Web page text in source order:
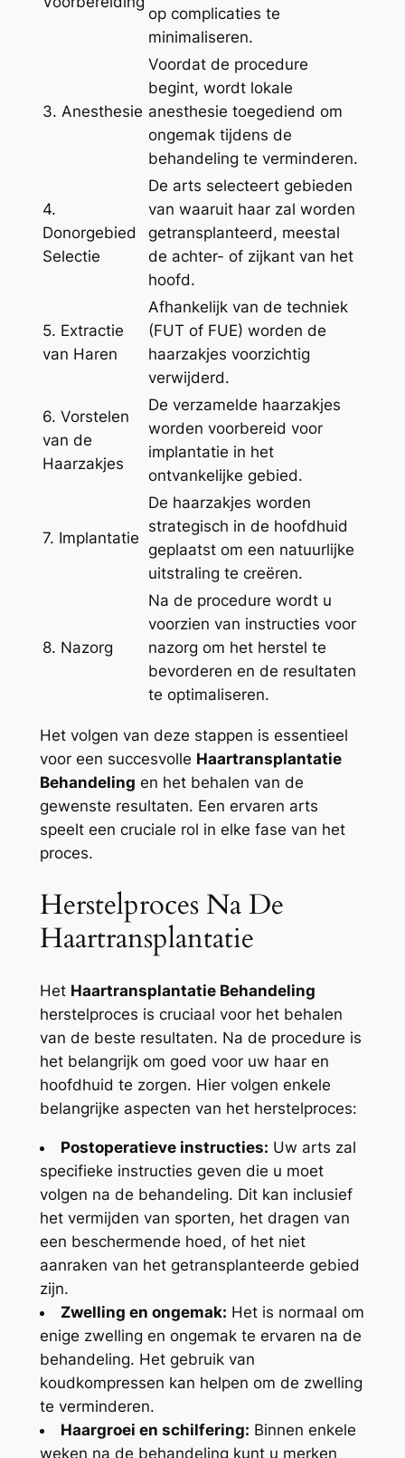
op complicaties te
minimaliseren.
3. Anesthesie
Voordat de procedure
begint, wordt lokale
anesthesie toegediend om
ongemak tijdens de
behandeling te verminderen.
4.
Donorgebied
Selectie
De arts selecteert gebieden
van waaruit haar zal worden
getransplanteerd, meestal
de achter- of zijkant van het
hoofd.
5. Extractie
van Haren
Afhankelijk van de techniek
(FUT of FUE) worden de
haarzakjes voorzichtig
verwijderd.
6. Vorstelen
van de
Haarzakjes
De verzamelde haarzakjes
worden voorbereid voor
implantatie in het
ontvankelijke gebied.
7. Implantatie
De haarzakjes worden
strategisch in de hoofdhuid
geplaatst om een natuurlijke
uitstraling te creëren.
8. Nazorg
Na de procedure wordt u
voorzien van instructies voor
nazorg om het herstel te
bevorderen en de resultaten
te optimaliseren.
Het volgen van deze stappen is essentieel
voor een succesvolle Haartransplantatie
Behandeling en het behalen van de
gewenste resultaten. Een ervaren arts
speelt een cruciale rol in elke fase van het
proces.
Herstelproces Na De
Haartransplantatie
Het Haartransplantatie Behandeling
herstelproces is cruciaal voor het behalen
van de beste resultaten. Na de procedure is
het belangrijk om goed voor uw haar en
hoofdhuid te zorgen. Hier volgen enkele
belangrijke aspecten van het herstelproces:
Postoperatieve instructies: Uw arts zal
specifieke instructies geven die u moet
volgen na de behandeling. Dit kan inclusief
het vermijden van sporten, het dragen van
een beschermende hoed, of het niet
aanraken van het getransplanteerde gebied
zijn.
Zwelling en ongemak: Het is normaal om
enige zwelling en ongemak te ervaren na de
behandeling. Het gebruik van
koudkompressen kan helpen om de zwelling
te verminderen.
Haargroei en schilfering: Binnen enkele
weken na de behandeling kunt u merken